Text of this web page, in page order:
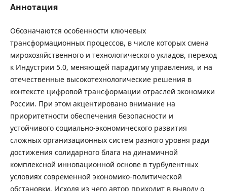
Аннотация
Обозначаются особенности ключевых
трансформационных процессов, в числе которых смена
мирохозяйственного и технологического укладов, переход
к Индустрии 5.0, меняющей парадигму управления, и на
отечественные высокотехнологические решения в
контексте цифровой трансформации отраслей экономики
России. При этом акцентировано внимание на
приоритетности обеспечения безопасности и
устойчивого социально-экономического развития
сложных организационных систем разного уровня ради
достижения солидарного блага на динамичной
комплексной инновационной основе в турбулентных
условиях современной экономико-политической
обстановки. Исходя из чего автор приходит в выводу о